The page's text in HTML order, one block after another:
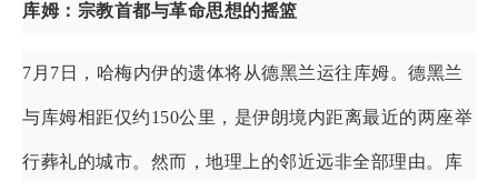
库姆：宗教首都与革命思想的摇篮
7月7日，哈梅内伊的遗体将从德黑兰运往库姆。德黑兰
与库姆相距仅约150公里，是伊朗境内距离最近的两座举
行葬礼的城市。然而，地理上的邻近远非全部理由。库